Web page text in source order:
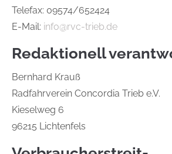
Telefax: 09574/652424
E-Mail: info@rvc-trieb.de
Redaktionell
Bernhard Krauß
Radfahrverein Concordia Trieb e.V.
Kieselweg 6
96215 Lichtenfels